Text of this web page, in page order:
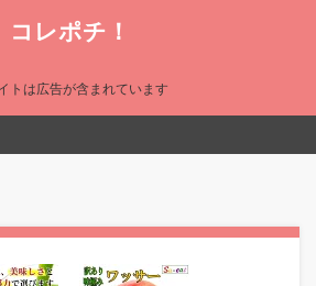
コレポチ！
トは広告が含まれています